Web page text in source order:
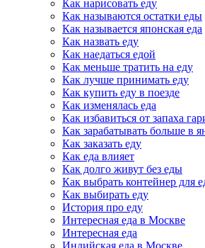
Как нарисовать еду
Как называются остатки еды
Как называется японская еда
Как назвать еду
Как наедаться едой
Как меньше тратить на еду
Как лучше принимать еду
Как купить еду в поезде
Как изменялась еда
Как избавиться от запаха
Как зарабатывать больше в
Как заказать еду
Как еда влияет
Как долго живут без еды
Как выбрать контейнер для
Как выбирать еду
История про еду
Интересная еда в Москве
Интересная еда
Индийская еда в Москве